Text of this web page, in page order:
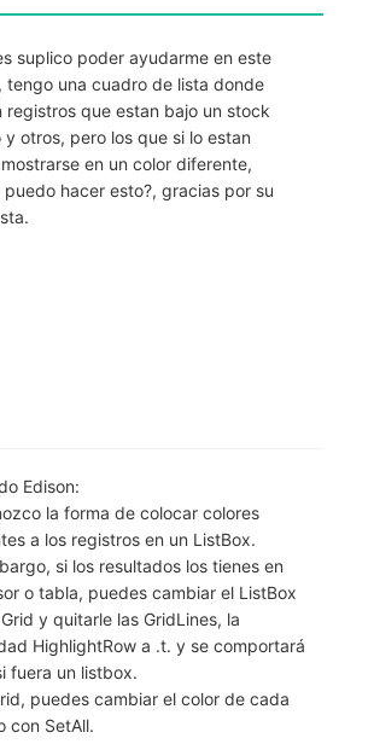
suplico poder ayudarme en este
tengo una cuadro de lista donde
registros que estan bajo un stock
y otros, pero los que si lo estan
en un color diferente,
puedo hacer esto?, gracias por su
Edison:
la forma de colocar colores
a los registros en un ListBox.
si los resultados los tienes en
o tabla, puedes cambiar el ListBox
y quitarle las GridLines, la
HighlightRow a .t. y se comportará
fuera un listbox.
puedes cambiar el color de cada
con SetAll.